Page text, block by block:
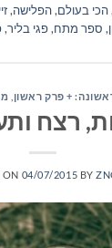
,הכי בעולם,הפלישה,
, ספר מתח,פגי בליר,
+ פרק ראשון
ON 04/07/2015 BY